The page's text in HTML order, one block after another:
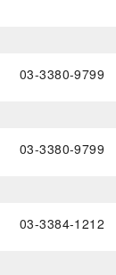
03-3380-9799
03-3380-9799
03-3384-1212